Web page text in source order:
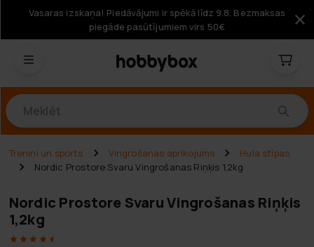
Vasaras izskaņa! Piedāvājumi ir spēkā līdz 9.8. Bezmaksas
piegāde pasūtījumiem virs 50€
Treniņi un sports Vingrošanas aprīkojums
Hula stīpas
Nordic Prostore Svaru Vingrošanas Riņķis 1,2kg
Nordic Prostore Svaru Vingrošanas Riņķis
1,2kg